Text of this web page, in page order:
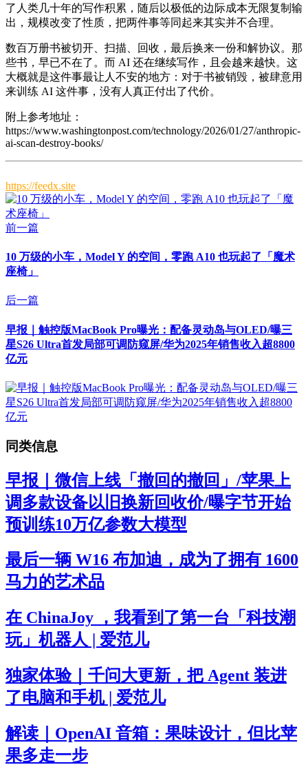
了人类几十年的写作积累，随后以极低的边际成本无限复制输
出，规模改变了性质，把两件事等同起来其实并不合理。
数百万册书被切开、扫描、回收，最后换来一份和解协议。那
些书，早已不在了。而 AI 还在继续写作，且会越来越快。这
大概就是这件事最让人不安的地方：对于书被销毁，被肆意用
来训练 AI 这件事，没有人真正付出了代价。
附上参考地址：
https://www.washingtonpost.com/technology/2026/01/27/anthropic-
ai-scan-destroy-books/
https://feedx.site
前一篇
10 万级的小车，Model Y 的空间，零跑 A10 也玩起了「魔术
座椅」
后一篇
早报｜触控版MacBook Pro曝光：配备灵动岛与OLED/曝三
星S26 Ultra首发局部可调防窥屏/华为2025年销售收入超8800
亿元
同类信息
早报｜微信上线「撤回的撤回」/苹果上
调多款设备以旧换新回收价/曝字节开始
预训练10万亿参数大模型
最后一辆 W16 布加迪，成为了拥有 1600
马力的艺术品
在 ChinaJoy ，我看到了第一台「科技潮
玩」机器人 | 爱范儿
独家体验｜千问大更新，把 Agent 装进
了电脑和手机 | 爱范儿
解读｜OpenAI 音箱：果味设计，但比苹
果多走一步